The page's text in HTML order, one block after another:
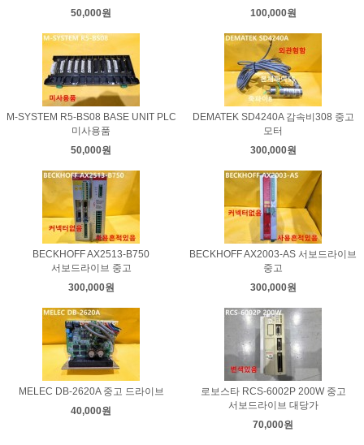
50,000원
100,000원
M-SYSTEM R5-BS08 BASE UNIT PLC
미사용품
50,000원
DEMATEK SD4240A 감속비308 중고
모터
300,000원
BECKHOFF AX2513-B750
서보드라이브 중고
300,000원
BECKHOFF AX2003-AS 서보드라이브
중고
300,000원
MELEC DB-2620A 중고 드라이브
40,000원
로보스타 RCS-6002P 200W 중고
서보드라이브 대당가
70,000원